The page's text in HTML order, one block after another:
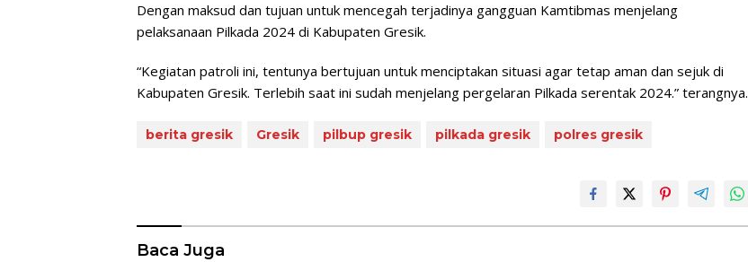
Dengan maksud dan tujuan untuk mencegah terjadinya gangguan Kamtibmas menjelang
pelaksanaan Pilkada 2024 di Kabupaten Gresik.
“Kegiatan patroli ini, tentunya bertujuan untuk menciptakan situasi agar tetap aman dan sejuk di
Kabupaten Gresik. Terlebih saat ini sudah menjelang pergelaran Pilkada serentak 2024.” terangnya.
berita gresik Gresik pilbup gresik pilkada gresik polres gresik
Baca Juga